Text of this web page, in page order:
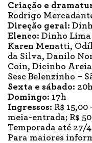
Criação e
Rodrigo
Direção geral:
Elenco: Dinho
Karen Menatti,
da Silva, Danilo
Coin, Dicinho
Sesc Belenzinho –
Sexta e sábado: 20h
Domingo: 17h
Ingressos: R$
meia-entrada; R$
Temporada até 27/4
Para maiores